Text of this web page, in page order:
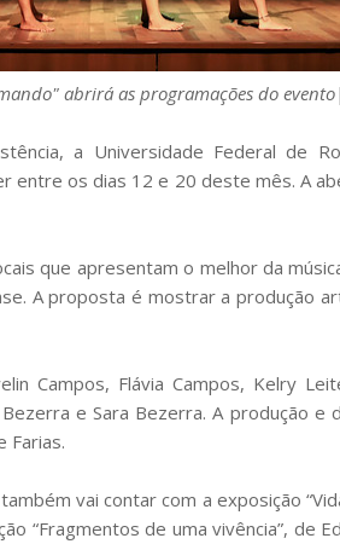
abrirá as programações do evento|
a Universidade Federal de
entre os dias 12 e 20 deste mês. A
que apresentam o melhor da
A proposta é mostrar a produção
Campos, Flávia Campos, Kelry
e Sara Bezerra. A produção
Farias.
vai contar com a exposição
“Fragmentos de uma vivência”, de